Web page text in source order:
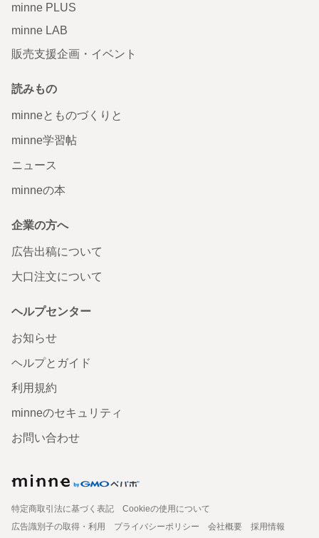
minne PLUS
minne LAB
販売支援企画・イベント
読みもの
minneとものづくりと
minne学習帖
ニュース
minneの本
企業の方へ
広告出稿について
大口注文について
ヘルプセンター
お知らせ
ヘルプとガイド
利用規約
minneのセキュリティ
お問い合わせ
特定商取引法に基づく表記
Cookieの使用について
広告識別子の取得・利用
プライバシーポリシー 会社概要
採用情報